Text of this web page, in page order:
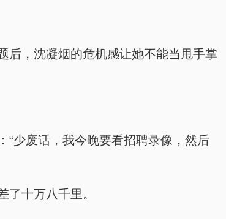
后，沈凝烟的危机感让她不能当甩手掌
“少废话，我今晚要看招聘录像，然后
十万八千里。